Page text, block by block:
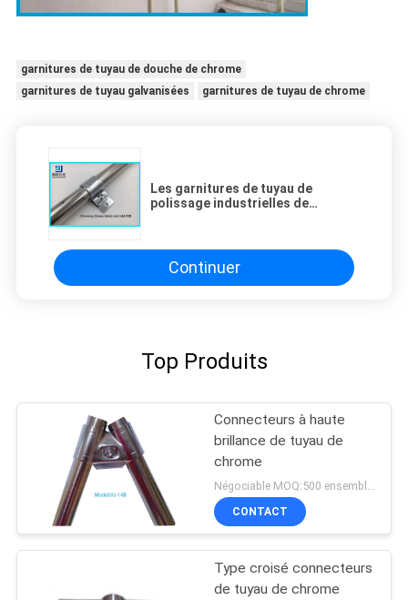
garnitures de tuyau de douche de chrome
garnitures de tuyau galvanisées
garnitures de tuyau de chrome
Les garnitures de tuyau de
polissage industrielles de
de tuyau
Continuer
Top Produits
Connecteurs à haute
brillance de tuyau de
chrome
Négociable MOQ:500 ensembles
CONTACT
Type croisé connecteurs
de tuyau de chrome